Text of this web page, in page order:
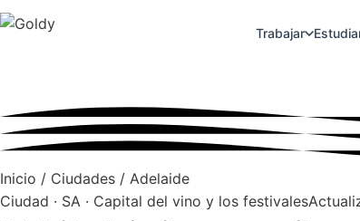
Trabajar
Inicio / Ciudades / Adelaide
Ciudad · SA · Capital del vino y los festivales